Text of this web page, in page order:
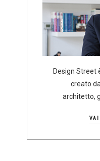
Design Street
creato
architetto,